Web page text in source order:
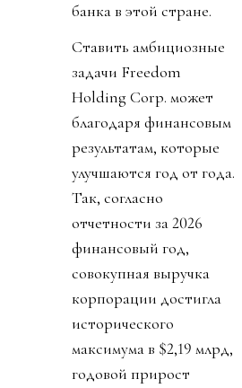
банка в этой стране.
Ставить амбициозные
задачи Freedom
Holding Corp. может
благодаря финансовым
результатам, которые
улучшаются год от года.
Так, согласно
отчетности за 2026
финансовый год,
совокупная выручка
корпорации достигла
исторического
максимума в $2,19 млрд,
годовой прирост